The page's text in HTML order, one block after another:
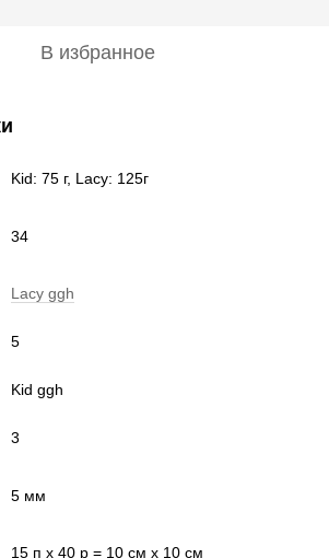
В избранное
Kid: 75 г, Lacy: 125г
34
Lacy ggh
5
Kid ggh
3
5 мм
15 п х 40 р = 10 см х 10 см